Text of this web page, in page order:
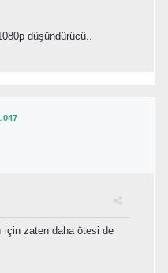
düşündürücü..
için zaten daha ötesi de